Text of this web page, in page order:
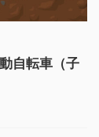
自転車（子